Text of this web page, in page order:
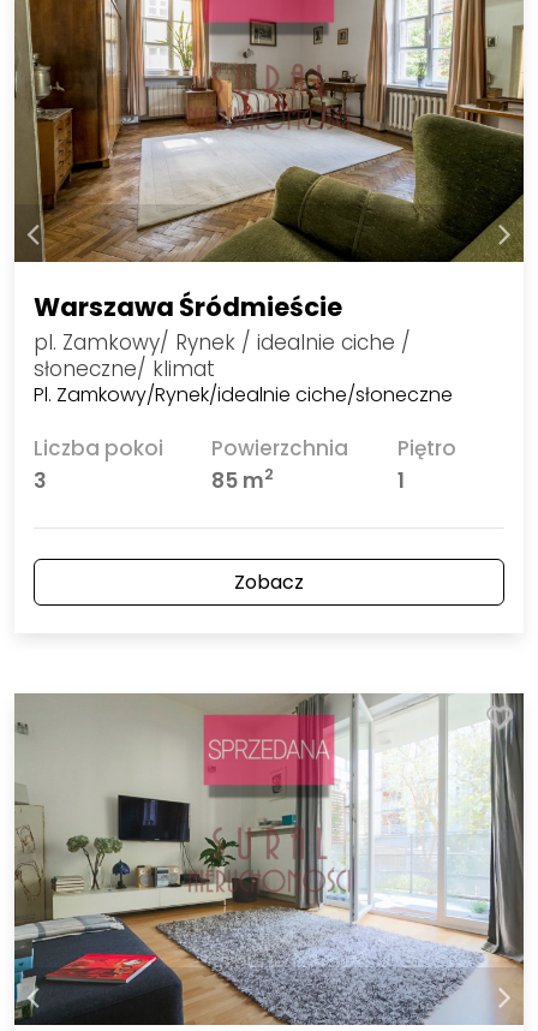
Warszawa Śródmieście
pl. Zamkowy/ Rynek / idealnie ciche /
słoneczne/ klimat
Pl. Zamkowy/Rynek/idealnie ciche/słoneczne
Liczba pokoi
3
Powierzchnia
85 m2
Piętro
1
Zobacz